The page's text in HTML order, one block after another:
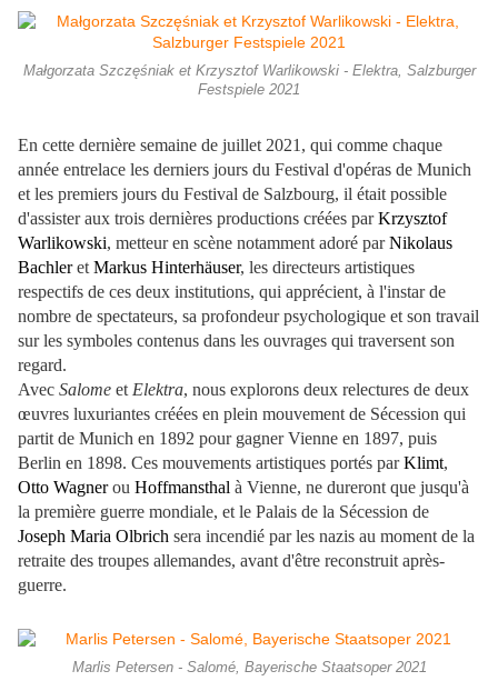
Małgorzata Szczęśniak et Krzysztof Warlikowski - Elektra, Salzburger
Festspiele 2021
En cette dernière semaine de juillet 2021, qui comme chaque
année entrelace les derniers jours du Festival d'opéras de Munich
et les premiers jours du Festival de Salzbourg, il était possible
d'assister aux trois dernières productions créées parKrzysztof
Warlikowski, metteur en scène notamment adoré parNikolaus
Bachleret Markus Hinterhäuser, les directeurs artistiques
respectifs de ces deux institutions, qui apprécient, à l'instar de
nombre de spectateurs, sa profondeur psychologique et son travail
sur les symboles contenus dans les ouvrages qui traversent son
regard.
Avec Salome et Elektra, nous explorons deux relectures de deux
œuvres luxuriantes créées en plein mouvement de Sécession qui
partit de Munich en 1892 pour gagner Vienne en 1897, puis
Berlin en 1898. Ces mouvements artistiques portés parKlimt,
Otto Wagnerou Hoffmansthal à Vienne, ne dureront que jusqu'à
la première guerre mondiale, et le Palais de la Sécession de
Joseph Maria Olbrich sera incendié par les nazis au moment de la
retraite des troupes allemandes, avant d'être reconstruit après-
guerre.
Marlis Petersen - Salomé, Bayerische Staatsoper 2021